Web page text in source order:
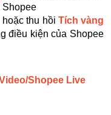
Shopee
thu hồi Tích vàng
điều kiện của Shopee
Shopee Live